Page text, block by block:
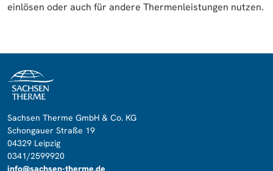
einlösen oder auch für andere Thermenleistungen nutzen.
Sachsen Therme GmbH & Co. KG
Schongauer Straße 19
04329 Leipzig
0341/2599920
info@sachsen-therme.de